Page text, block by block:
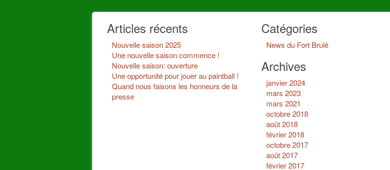
Articles récents
Nouvelle saison 2025
Une nouvelle saison commence !
Nouvelle saison: ouverture
Une opportunité pour jouer au paintball !
Quand nous faisons les honneurs de la
presse
Catégories
News du Fort Brulé
Archives
janvier 2024
mars 2023
mars 2021
octobre 2018
août 2018
février 2018
octobre 2017
août 2017
février 2017